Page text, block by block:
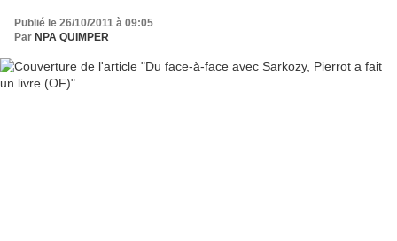
Publié le 26/10/2011 à 09:05
Par NPA QUIMPER